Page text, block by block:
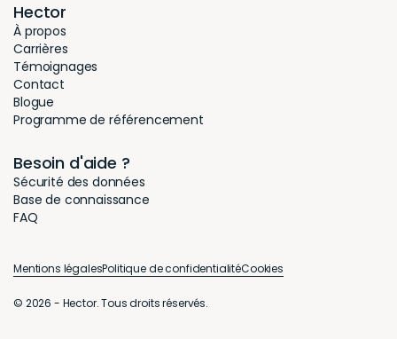
Hector
À propos
Carrières
Témoignages
Contact
Blogue
Programme de référencement
Besoin d'aide ?
Sécurité des données
Base de connaissance
FAQ
© 2026 - Hector. Tous droits réservés.
Mentions légalesPolitique de confidentialitéCookies